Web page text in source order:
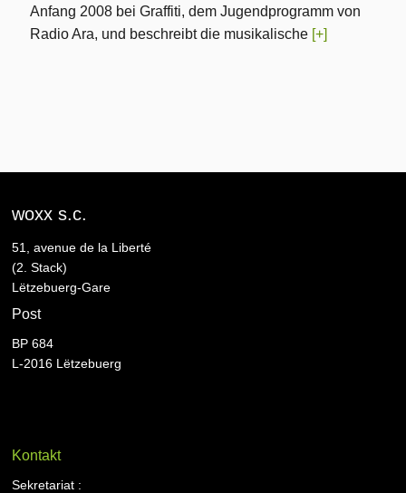
Anfang 2008 bei Graffiti, dem Jugendprogramm von
Radio Ara, und beschreibt die musikalische [+]
woxx s.c.
51, avenue de la Liberté
(2. Stack)
Lëtzebuerg-Gare
Post
BP 684
L-2016 Lëtzebuerg
Kontakt
Sekretariat :